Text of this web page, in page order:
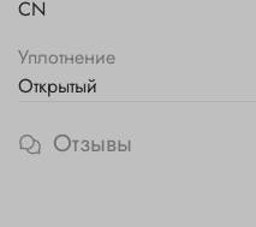
CN
Уплотнение
Открытый
Отзывы